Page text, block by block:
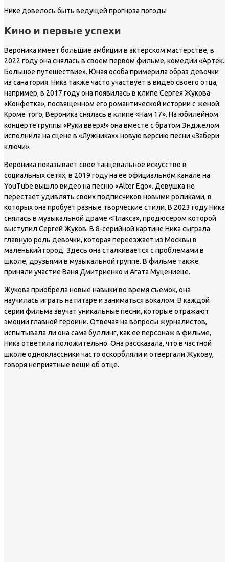
Нике довелось быть ведущей прогноза погоды
Кино и первые успехи
Вероника имеет большие амбиции в актерском мастерстве, в
2022 году она снялась в своем первом фильме, комедии «Артек.
Большое путешествие». Юная особа примерила образ девочки
из санатория. Ника также часто участвует в видео своего отца,
например, в 2017 году она появилась в клипе Сергея Жукова
«Конфетка», посвященном его романтической истории с женой.
Кроме того, Вероника снялась в клипе «Нам 17». На юбилейном
концерте группы «Руки вверх!» она вместе с братом Энджелом
исполнила на сцене в «Лужниках» новую версию песни «Забери
ключи».
Вероника показывает свое танцевальное искусство в
социальных сетях, в 2019 году на ее официальном канале на
YouTube вышло видео на песню «Alter Ego». Девушка не
перестает удивлять своих подписчиков новыми роликами, в
которых она пробует разные творческие стили. В 2023 году Ника
снялась в музыкальной драме «Плакса», продюсером которой
выступил Сергей Жуков. В 8-серийной картине Ника сыграла
главную роль девочки, которая переезжает из Москвы в
маленький город. Здесь она сталкивается с проблемами в
школе, друзьями в музыкальной группе. В фильме также
приняли участие Ваня Дмитриенко и Агата Муцениеце.
Жукова приобрела новые навыки во время съемок, она
научилась играть на гитаре и заниматься вокалом. В каждой
серии фильма звучат уникальные песни, которые отражают
эмоции главной героини. Отвечая на вопросы журналистов,
испытывала ли она сама буллинг, как ее персонаж в фильме,
Ника ответила положительно. Она рассказала, что в частной
школе одноклассники часто оскорбляли и отвергали Жукову,
говоря неприятные вещи об отце.